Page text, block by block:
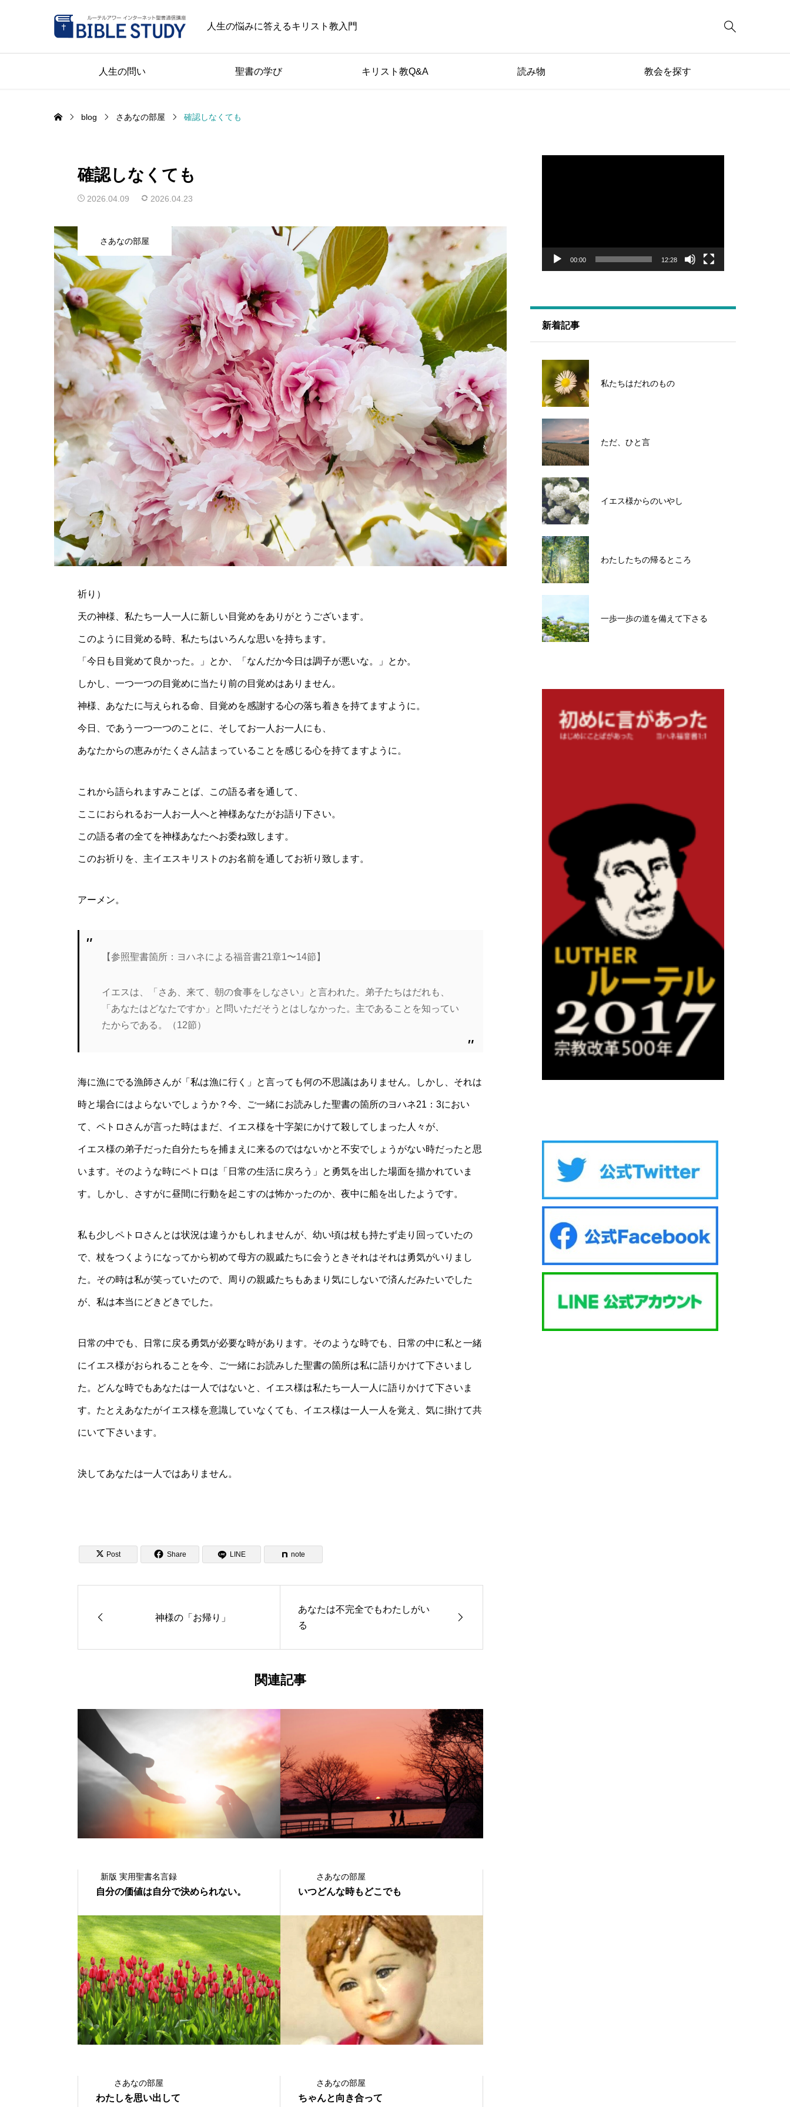
人生の悩みに答えるキリスト教入門 
人生の問い 聖書の学び キリスト教Q&A 読み物 教会を探す
blog さあなの部屋 確認しなくても
確認しなくても
2026.04.09 2026.04.23
さあなの部屋
祈り）
天の神様、私たち一人一人に新しい目覚めをありがとうございます。
このように目覚める時、私たちはいろんな思いを持ちます。
「今日も目覚めて良かった。」とか、「なんだか今日は調子が悪いな。」とか。
しかし、一つ一つの目覚めに当たり前の目覚めはありません。
神様、あなたに与えられる命、目覚めを感謝する心の落ち着きを持てますように。
今日、であう一つ一つのことに、そしてお一人お一人にも、
あなたからの恵みがたくさん詰まっていることを感じる心を持てますように。
これから語られますみことば、この語る者を通して、
ここにおられるお一人お一人へと神様あなたがお語り下さい。
この語る者の全てを神様あなたへお委ね致します。
このお祈りを、主イエスキリストのお名前を通してお祈り致します。
アーメン。
【参照聖書箇所：ヨハネによる福音書21章1〜14節】
イエスは、「さあ、来て、朝の食事をしなさい」と言われた。弟子たちはだれも、
「あなたはどなたですか」と問いただそうとはしなかった。主であることを知ってい
たからである。（12節）
海に漁にでる漁師さんが「私は漁に行く」と言っても何の不思議はありません。しかし、それは
時と場合にはよらないでしょうか？今、ご一緒にお読みした聖書の箇所のヨハネ21：3におい
て、ペトロさんが言った時はまだ、イエス様を十字架にかけて殺してしまった人々が、
イエス様の弟子だった自分たちを捕まえに来るのではないかと不安でしょうがない時だったと思
います。そのような時にペトロは「日常の生活に戻ろう」と勇気を出した場面を描かれていま
す。しかし、さすがに昼間に行動を起こすのは怖かったのか、夜中に船を出したようです。
私も少しペトロさんとは状況は違うかもしれませんが、幼い頃は杖も持たず走り回っていたの
で、杖をつくようになってから初めて母方の親戚たちに会うときそれはそれは勇気がいりまし
た。その時は私が笑っていたので、周りの親戚たちもあまり気にしないで済んだみたいでした
が、私は本当にどきどきでした。
日常の中でも、日常に戻る勇気が必要な時があります。そのような時でも、日常の中に私と一緒
にイエス様がおられることを今、ご一緒にお読みした聖書の箇所は私に語りかけて下さいまし
た。どんな時でもあなたは一人ではないと、イエス様は私たち一人一人に語りかけて下さいま
す。たとえあなたがイエス様を意識していなくても、イエス様は一人一人を覚え、気に掛けて共
にいて下さいます。
決してあなたは一人ではありません。
 Post  Share LINE note
神様の「お帰り」
あなたは不完全でもわたしがい
る
関連記事
新版 実用聖書名言録
自分の価値は自分で決められない。
2020.08.07
さあなの部屋
いつどんな時もどこでも
2021.09.13
さあなの部屋
わたしを思い出して
さあなの部屋
ちゃんと向き合って
ー
00:00 12:28
新着記事
私たちはだれのもの
ただ、ひと言
イエス様からのいやし
わたしたちの帰るところ
一歩一歩の道を備えて下さる